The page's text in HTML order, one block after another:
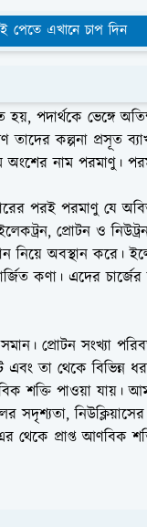
এখানে চাপ দিন
পদার্থকে ভেঙ্গে
তাদের কল্পনা প্রসূত
অংশের নাম পরমাণু।
পরই পরমাণু যে
প্রোটন ও
নিয়ে অবস্থান করে।
কণা। এদের
প্রোটন সংখ্যা
এবং তা থেকে বিভিন্ন
শক্তি পাওয়া
নিউক্লিয়াসের
থেকে প্রাপ্ত আণবিক